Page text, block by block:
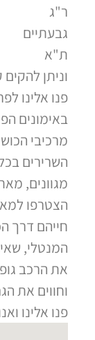
ר"ג
גבעתיים
ת"א
וניתן
פנו אלינו
באימונים
מרכיבי
השרירים
מגוונים,
הצטרפו
חייהם דרך
המנטלי,
את הרכב
וחווים את
פנו אלינו